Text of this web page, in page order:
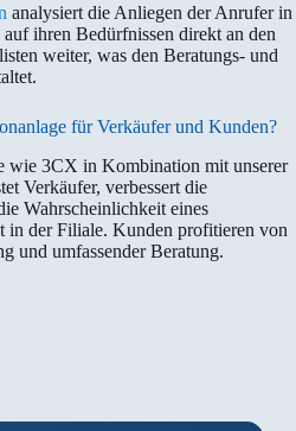
analysiert die Anliegen der Anrufer in
ihren Bedürfnissen direkt an den
weiter, was den Beratungs- und
für Verkäufer und Kunden?
wie 3CX in Kombination mit unserer
Verkäufer, verbessert die
Wahrscheinlichkeit eines
in der Filiale. Kunden profitieren von
und umfassender Beratung.